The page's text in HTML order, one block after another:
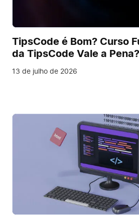
TipsCode é Bom? Curso
da TipsCode Vale a Pena?
13 de julho de 2026